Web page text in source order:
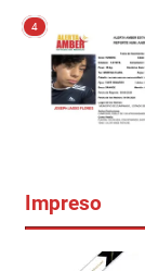
4
Impreso